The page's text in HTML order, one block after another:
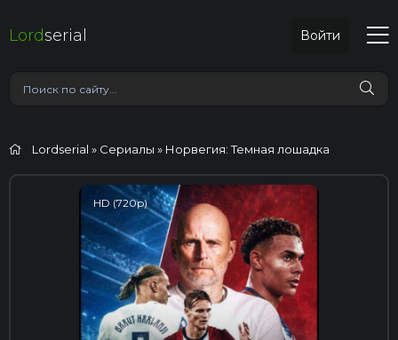
Lordserial Войти
Lordserial » Сериалы » Норвегия: Темная лошадка
HD (720p)